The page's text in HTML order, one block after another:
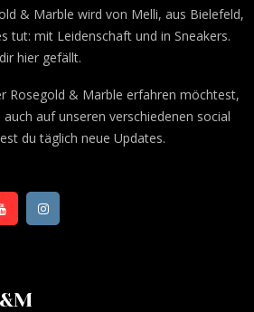
& Marble wird von Melli, aus Bielefeld,
tut: mit Leidenschaft und in Sneakers.
hier gefällt.
Rosegold & Marble erfahren möchtest,
auf unseren verschiedenen social
du täglich neue Updates.